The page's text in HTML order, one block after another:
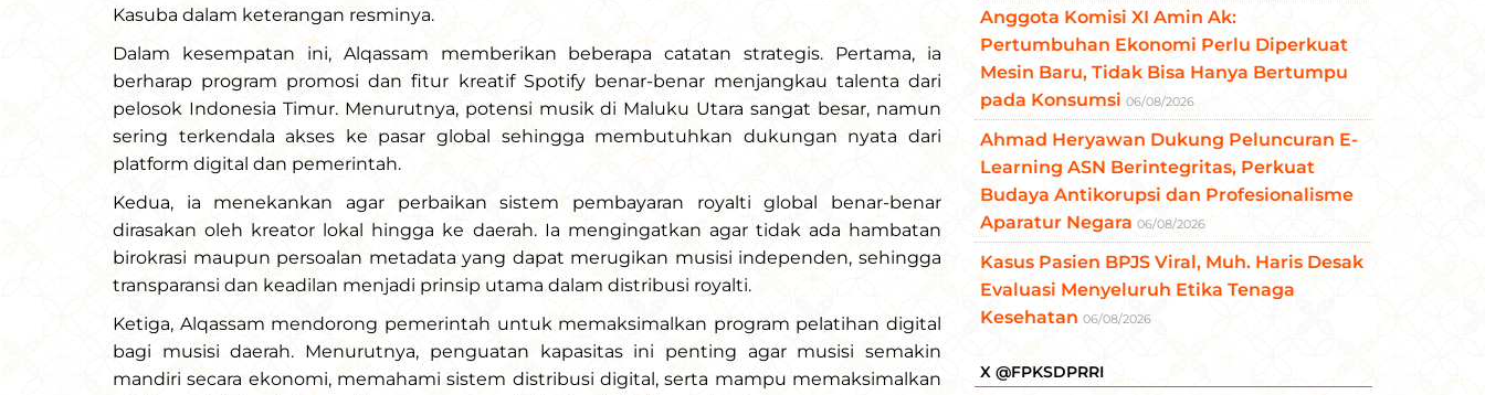
Kasuba dalam keterangan resminya.
Dalam kesempatan ini, Alqassam memberikan beberapa catatan strategis. Pertama, ia
berharap program promosi dan fitur kreatif Spotify benar-benar menjangkau talenta dari
pelosok Indonesia Timur. Menurutnya, potensi musik di Maluku Utara sangat besar, namun
sering terkendala akses ke pasar global sehingga membutuhkan dukungan nyata dari
platform digital dan pemerintah.
Kedua, ia menekankan agar perbaikan sistem pembayaran royalti global benar-benar
dirasakan oleh kreator lokal hingga ke daerah. Ia mengingatkan agar tidak ada hambatan
birokrasi maupun persoalan metadata yang dapat merugikan musisi independen, sehingga
transparansi dan keadilan menjadi prinsip utama dalam distribusi royalti.
Ketiga, Alqassam mendorong pemerintah untuk memaksimalkan program pelatihan digital
bagi musisi daerah. Menurutnya, penguatan kapasitas ini penting agar musisi semakin
mandiri secara ekonomi, memahami sistem distribusi digital, serta mampu memaksimalkan
Anggota Komisi XI Amin Ak:
Pertumbuhan Ekonomi Perlu Diperkuat
Mesin Baru, Tidak Bisa Hanya Bertumpu
pada Konsumsi 06/08/2026
Ahmad Heryawan Dukung Peluncuran E-
Learning ASN Berintegritas, Perkuat
Budaya Antikorupsi dan Profesionalisme
Aparatur Negara 06/08/2026
Kasus Pasien BPJS Viral, Muh. Haris Desak
Evaluasi Menyeluruh Etika Tenaga
Kesehatan 06/08/2026
X @FPKSDPRRI